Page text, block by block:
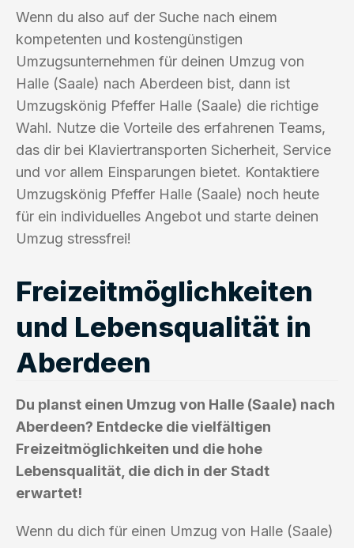
Wenn du also auf der Suche nach einem
kompetenten und kostengünstigen
Umzugsunternehmen für deinen Umzug von
Halle (Saale) nach Aberdeen bist, dann ist
Umzugskönig Pfeffer Halle (Saale) die richtige
Wahl. Nutze die Vorteile des erfahrenen Teams,
das dir bei Klaviertransporten Sicherheit, Service
und vor allem Einsparungen bietet. Kontaktiere
Umzugskönig Pfeffer Halle (Saale) noch heute
für ein individuelles Angebot und starte deinen
Umzug stressfrei!
Freizeitmöglichkeiten
und Lebensqualität in
Aberdeen
Du planst einen Umzug von Halle (Saale) nach
Aberdeen? Entdecke die vielfältigen
Freizeitmöglichkeiten und die hohe
Lebensqualität, die dich in der Stadt
erwartet!
Wenn du dich für einen Umzug von Halle (Saale)